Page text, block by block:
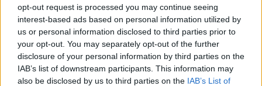
opt-out request is processed you may continue seeing
interest-based ads based on personal information utilized by
us or personal information disclosed to third parties prior to
your opt-out. You may separately opt-out of the further
disclosure of your personal information by third parties on the
IAB’s list of downstream participants. This information may
also be disclosed by us to third parties on the IAB’s List of